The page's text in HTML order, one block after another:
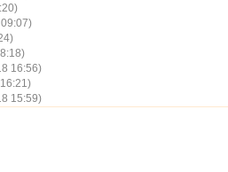
16:56)
15:59)